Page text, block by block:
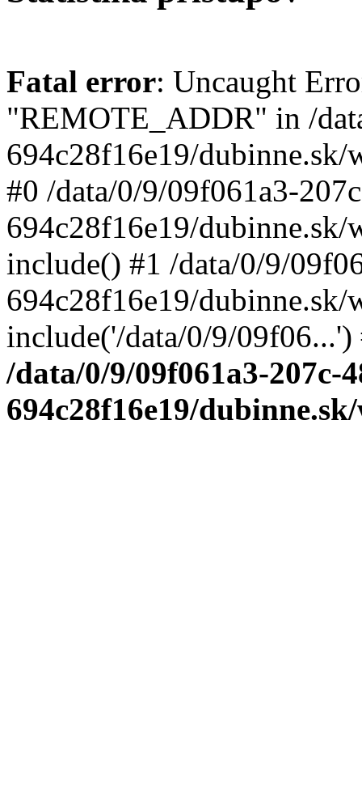
Fatal error: Uncaught
"REMOTE_ADDR" in /
694c28f16e19/dubinne.sk/
#0 /data/0/9/09f061a3-
694c28f16e19/
include() #1 /data/0/9/
694c28f16e19/
include('/data/0/9/
/data/0/9/09f061a3-207c-
694c28f16e19/